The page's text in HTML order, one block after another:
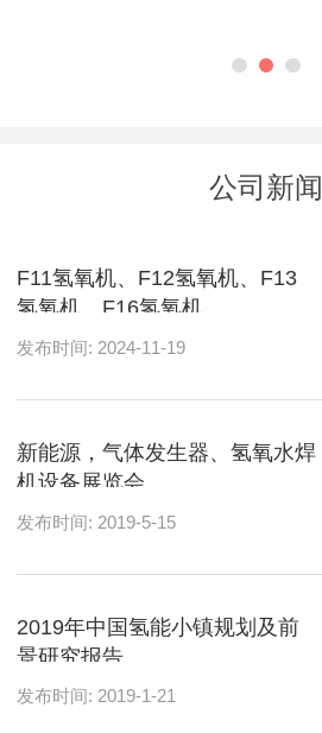
公司新闻
F11氢氧机、F12氢氧机、F13
氢氧机、F16氢氧机
发布时间: 2024-11-19
新能源，气体发生器、氢氧水焊
机设备展览会
发布时间: 2019-5-15
2019年中国氢能小镇规划及前
景研究报告
发布时间: 2019-1-21